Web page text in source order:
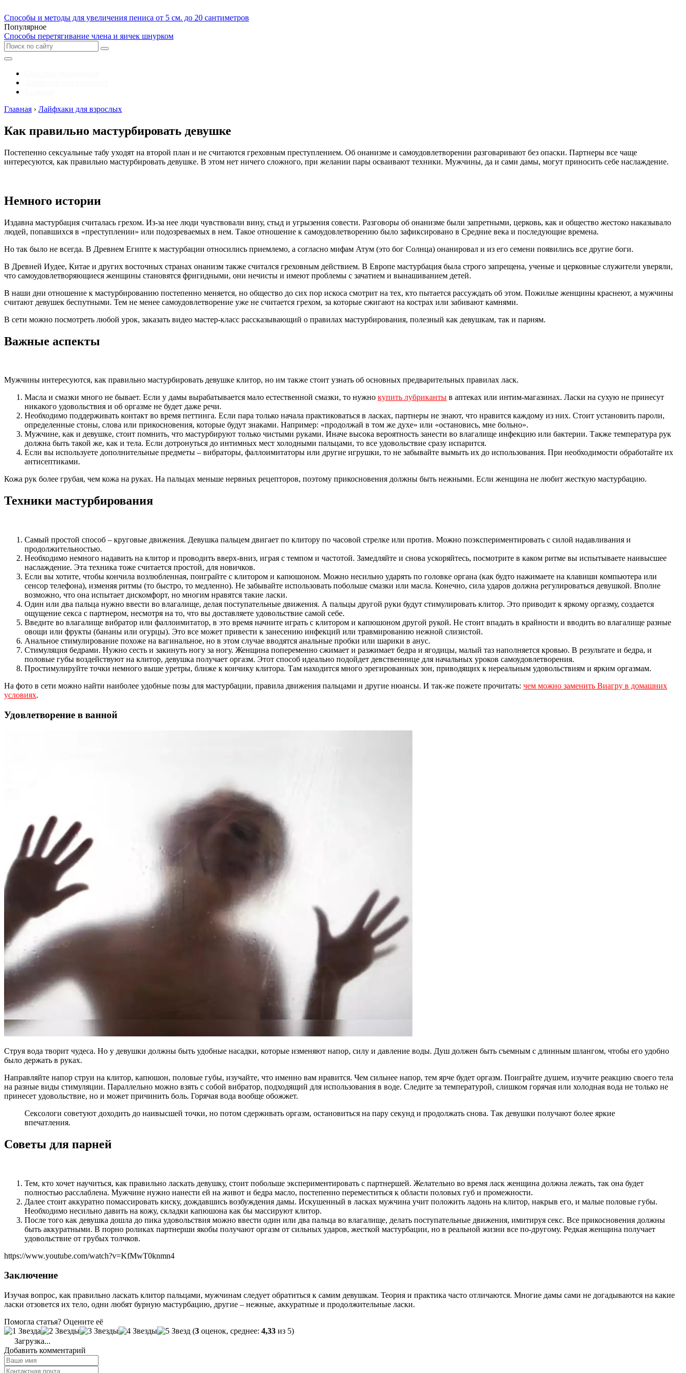
Способы и методы для увеличения пениса от 5 см. до 20 сантиметров
Популярное
Способы перетягивание члена и яичек шнурком
Главная › Лайфхаки для взрослых
Как правильно мастурбировать девушке
Постепенно сексуальные табу уходят на второй план и не считаются греховным преступлением. Об онанизме и самоудовлетворении разговаривают без опаски. Партнеры все чаще
интересуются, как правильно мастурбировать девушке. В этом нет ничего сложного, при желании пары осваивают техники. Мужчины, да и сами дамы, могут приносить себе наслаждение.
Немного истории
Издавна мастурбация считалась грехом. Из-за нее люди чувствовали вину, стыд и угрызения совести. Разговоры об онанизме были запретными, церковь, как и общество жестоко наказывало
людей, попавшихся в «преступлении» или подозреваемых в нем. Такое отношение к самоудовлетворению было зафиксировано в Средние века и последующие времена.
Но так было не всегда. В Древнем Египте к мастурбации относились приемлемо, а согласно мифам Атум (это бог Солнца) онанировал и из его семени появились все другие боги.
В Древней Иудее, Китае и других восточных странах онанизм также считался греховным действием. В Европе мастурбация была строго запрещена, ученые и церковные служители уверяли,
что самоудовлетворяющиеся женщины становятся фригидными, они нечисты и имеют проблемы с зачатием и вынашиванием детей.
В наши дни отношение к мастурбированию постепенно меняется, но общество до сих пор искоса смотрит на тех, кто пытается рассуждать об этом. Пожилые женщины краснеют, а мужчины
считают девушек беспутными. Тем не менее самоудовлетворение уже не считается грехом, за которые сжигают на кострах или забивают камнями.
В сети можно посмотреть любой урок, заказать видео мастер-класс рассказывающий о правилах мастурбирования, полезный как девушкам, так и парням.
Важные аспекты
Мужчины интересуются, как правильно мастурбировать девушке клитор, но им также стоит узнать об основных предварительных правилах ласк.
Масла и смазки много не бывает. Если у дамы вырабатывается мало естественной смазки, то нужно купить лубриканты в аптеках или интим-магазинах. Ласки на сухую не принесут
никакого удовольствия и об оргазме не будет даже речи.
Необходимо поддерживать контакт во время петтинга. Если пара только начала практиковаться в ласках, партнеры не знают, что нравится каждому из них. Стоит установить пароли,
определенные стоны, слова или прикосновения, которые будут знаками. Например: «продолжай в том же духе» или «остановись, мне больно».
Мужчине, как и девушке, стоит помнить, что мастурбируют только чистыми руками. Иначе высока вероятность занести во влагалище инфекцию или бактерии. Также температура рук
должна быть такой же, как и тела. Если дотронуться до интимных мест холодными пальцами, то все удовольствие сразу испарится.
Если вы используете дополнительные предметы – вибраторы, фаллоимитаторы или другие игрушки, то не забывайте вымыть их до использования. При необходимости обработайте их
антисептиками.
Кожа рук более грубая, чем кожа на руках. На пальцах меньше нервных рецепторов, поэтому прикосновения должны быть нежными. Если женщина не любит жесткую мастурбацию.
Техники мастурбирования
Самый простой способ – круговые движения. Девушка пальцем двигает по клитору по часовой стрелке или против. Можно поэкспериментировать с силой надавливания и
продолжительностью.
Необходимо немного надавить на клитор и проводить вверх-вниз, играя с темпом и частотой. Замедляйте и снова ускоряйтесь, посмотрите в каком ритме вы испытываете наивысшее
наслаждение. Эта техника тоже считается простой, для новичков.
Если вы хотите, чтобы кончила возлюбленная, поиграйте с клитором и капюшоном. Можно несильно ударять по головке органа (как будто нажимаете на клавиши компьютера или
сенсор телефона), изменяя ритмы (то быстро, то медленно). Не забывайте использовать побольше смазки или масла. Конечно, сила ударов должна регулироваться девушкой. Вполне
возможно, что она испытает дискомфорт, но многим нравятся такие ласки.
Один или два пальца нужно ввести во влагалище, делая поступательные движения. А пальцы другой руки будут стимулировать клитор. Это приводит к яркому оргазму, создается
ощущение секса с партнером, несмотря на то, что вы доставляете удовольствие самой себе.
Введите во влагалище вибратор или фаллоимитатор, в это время начните играть с клитором и капюшоном другой рукой. Не стоит впадать в крайности и вводить во влагалище разные
овощи или фрукты (бананы или огурцы). Это все может привести к занесению инфекций или травмированию нежной слизистой.
Анальное стимулирование похоже на вагинальное, но в этом случае вводятся анальные пробки или шарики в анус.
Стимуляция бедрами. Нужно сесть и закинуть ногу за ногу. Женщина попеременно сжимает и разжимает бедра и ягодицы, малый таз наполняется кровью. В результате и бедра, и
половые губы воздействуют на клитор, девушка получает оргазм. Этот способ идеально подойдет девственнице для начальных уроков самоудовлетворения.
Простимулируйте точки немного выше уретры, ближе к кончику клитора. Там находится много эрегированных зон, приводящих к нереальным удовольствиям и ярким оргазмам.
На фото в сети можно найти наиболее удобные позы для мастурбации, правила движения пальцами и другие нюансы. И так-же пожете прочитать: чем можно заменить Виагру в домашних
условиях.
Удовлетворение в ванной
Струя вода творит чудеса. Но у девушки должны быть удобные насадки, которые изменяют напор, силу и давление воды. Душ должен быть съемным с длинным шлангом, чтобы его удобно
было держать в руках.
Направляйте напор струи на клитор, капюшон, половые губы, изучайте, что именно вам нравится. Чем сильнее напор, тем ярче будет оргазм. Поиграйте душем, изучите реакцию своего тела
на разные виды стимуляции. Параллельно можно взять с собой вибратор, подходящий для использования в воде. Следите за температурой, слишком горячая или холодная вода не только не
принесет удовольствие, но и может причинить боль. Горячая вода вообще обожжет.
Сексологи советуют доходить до наивысшей точки, но потом сдерживать оргазм, остановиться на пару секунд и продолжать снова. Так девушки получают более яркие
впечатления.
Советы для парней
Тем, кто хочет научиться, как правильно ласкать девушку, стоит побольше экспериментировать с партнершей. Желательно во время ласк женщина должна лежать, так она будет
полностью расслаблена. Мужчине нужно нанести ей на живот и бедра масло, постепенно переместиться к области половых губ и промежности.
Далее стоит аккуратно помассировать киску, дождавшись возбуждения дамы. Искушенный в ласках мужчина учит положить ладонь на клитор, накрыв его, и малые половые губы.
Необходимо несильно давить на кожу, складки капюшона как бы массируют клитор.
После того как девушка дошла до пика удовольствия можно ввести один или два пальца во влагалище, делать поступательные движения, имитируя секс. Все прикосновения должны
быть аккуратными. В порно роликах партнерши якобы получают оргазм от сильных ударов, жесткой мастурбации, но в реальной жизни все по-другому. Редкая женщина получает
удовольствие от грубых толчков.
https://www.youtube.com/watch?v=KfMwT0knmn4
Заключение
Изучая вопрос, как правильно ласкать клитор пальцами, мужчинам следует обратиться к самим девушкам. Теория и практика часто отличаются. Многие дамы сами не догадываются на какие
ласки отзовется их тело, одни любят бурную мастурбацию, другие – нежные, аккуратные и продолжительные ласки.
Помогла статья? Оцените её
(3 оценок, среднее: 4,33 из 5)
Загрузка...
Добавить комментарий